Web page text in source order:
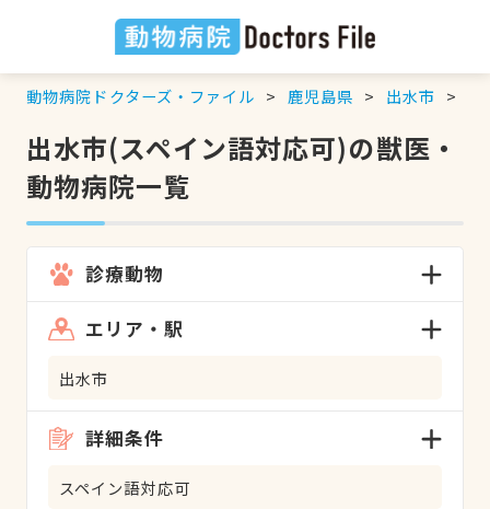
動物病院ドクターズ・ファイル 鹿児島県 出水市
出水市(スペイン語対応可)の獣医・
動物病院一覧
診療動物
エリア・駅
出水市
詳細条件
スペイン語対応可